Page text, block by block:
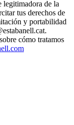
legitimadora de la
tus derechos de
y portabilidad
cómo tratamos